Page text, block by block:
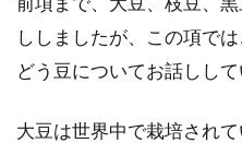
とがで
玄米を炊
える人も
ししましたが、この項で
どう豆についてお話しして
大豆は世界中で栽培され